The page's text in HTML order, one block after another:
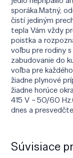
sporáka.Matný,
čistí jediným
tepla Vám vždy
poistka a
voľbu pre rodiny
zabudovanie do
voľba pre
žiadne plynové
žiadne horúce
415 V ~ 50/60
dnes a
Súvisiace